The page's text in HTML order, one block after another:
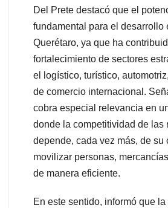
Del Prete destacó que el
fundamental para el desarrollo
Querétaro, ya que ha
fortalecimiento de sectores
el logístico, turístico,
de comercio internacional.
cobra especial relevancia en
donde la competitividad de las
depende, cada vez más, de su
movilizar personas,
de manera eficiente.
En este sentido, informó que